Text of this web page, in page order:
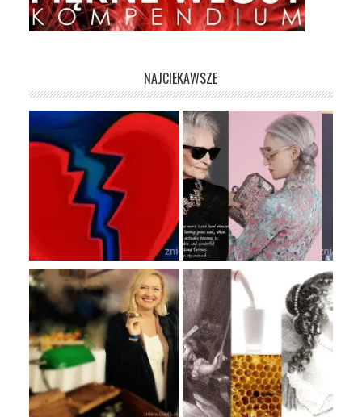
NAJCIEKAWSZE